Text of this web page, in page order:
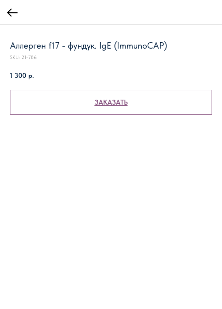
Аллерген f17 - фундук. IgE (ImmunoCAP)
SKU: 21-786
1 300 р.
ЗАКАЗАТЬ